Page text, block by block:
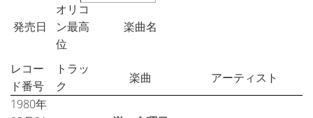
発売日
オリコ
ン最高
位
楽曲名
レコー
ド番号
トラッ
ク
楽曲
アーティスト
1980年